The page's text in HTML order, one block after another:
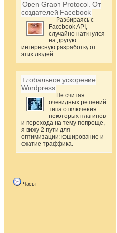
Open Graph Protocol. От
создателей Facebook
Разбираясь с
Facebook API,
случайно наткнулся
на другую
интересную разработку от
этих людей.
Глобальное ускорение
Wordpress
Не считая
очевидных решений
типа отключения
некоторых плагинов
и перехода на тему попроще,
я вижу 2 пути для
оптимизации: кэширование и
сжатие траффика.
Часы